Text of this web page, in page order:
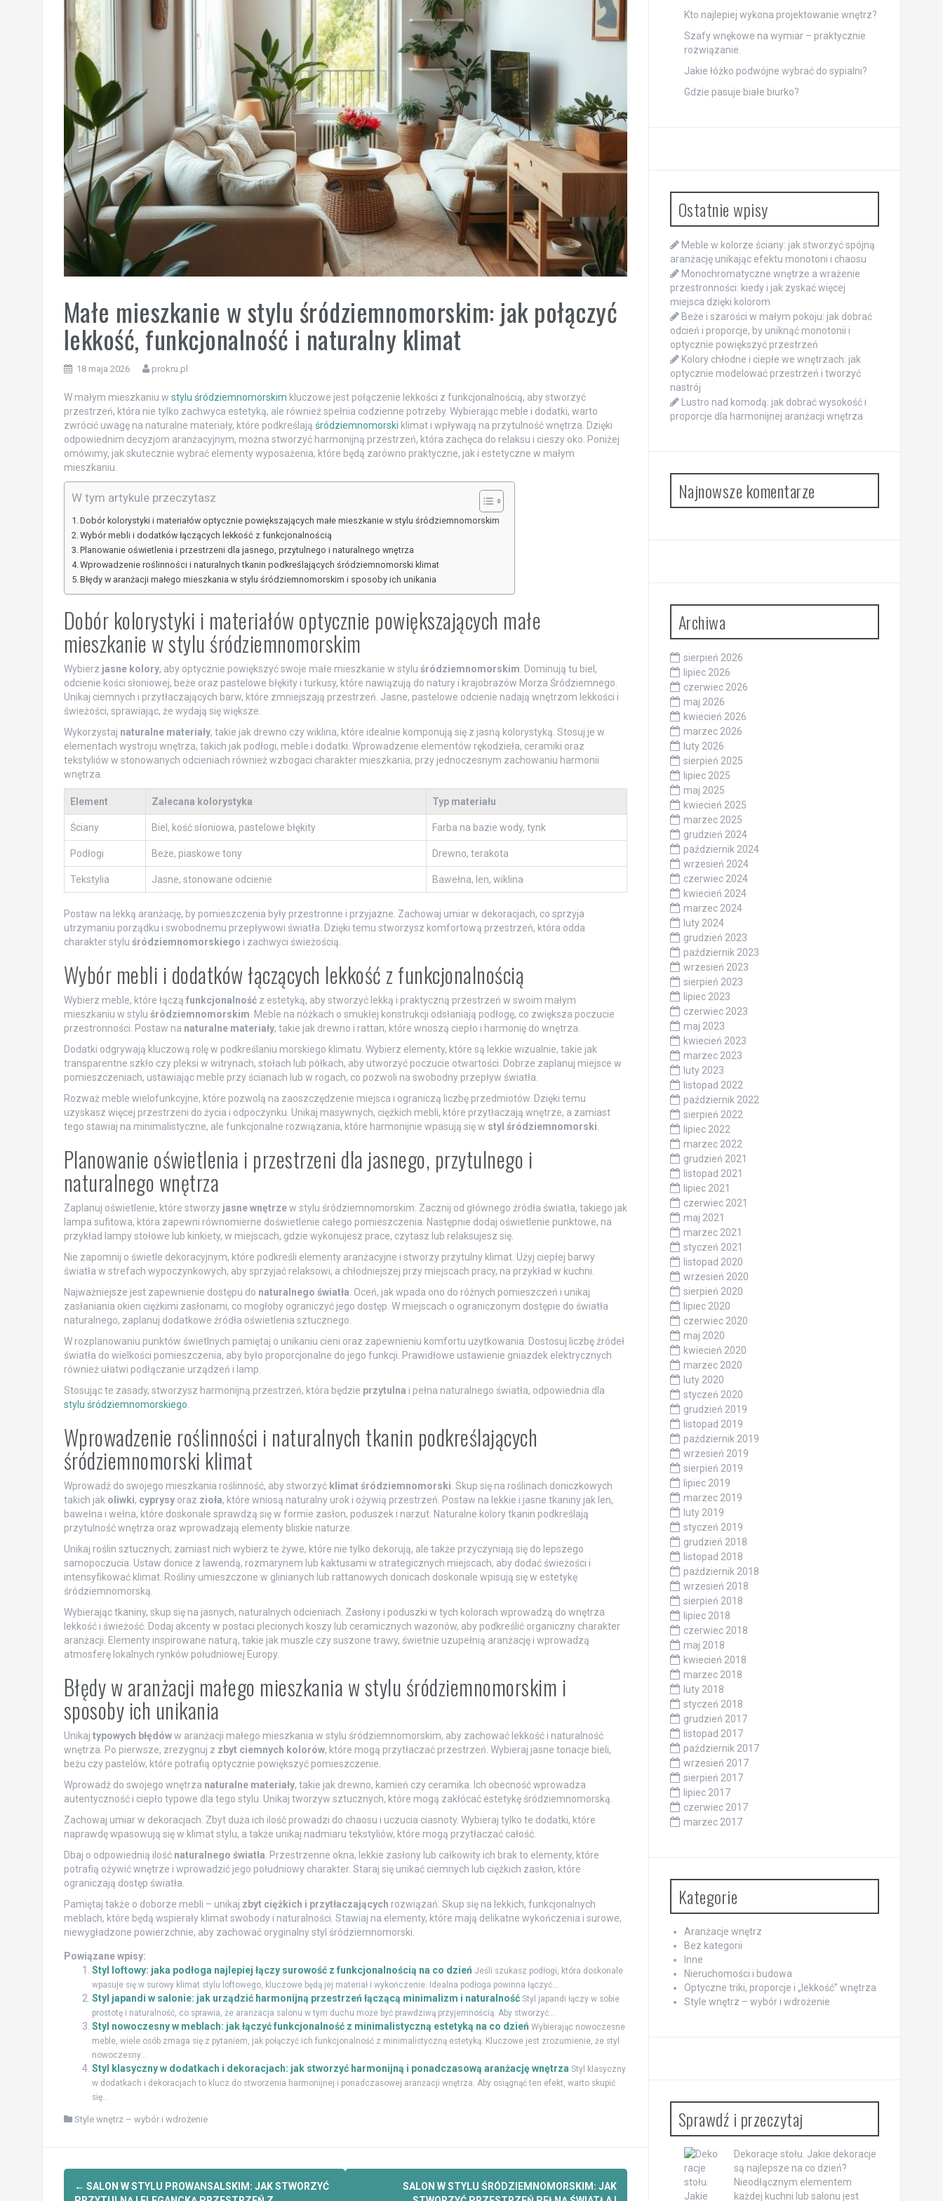
Małe mieszkanie w stylu śródziemnomorskim: jak połączyć
lekkość, funkcjonalność i naturalny klimat
18 maja 2026 prokru.pl
W małym mieszkaniu w stylu śródziemnomorskim kluczowe jest połączenie lekkości z funkcjonalnością, aby stworzyć
przestrzeń, która nie tylko zachwyca estetyką, ale również spełnia codzienne potrzeby. Wybierając meble i dodatki, warto
zwrócić uwagę na naturalne materiały, które podkreślają śródziemnomorski klimat i wpływają na przytulność wnętrza. Dzięki
odpowiednim decyzjom aranżacyjnym, można stworzyć harmonijną przestrzeń, która zachęca do relaksu i cieszy oko. Poniżej
omówimy, jak skutecznie wybrać elementy wyposażenia, które będą zarówno praktyczne, jak i estetyczne w małym
mieszkaniu.
W tym artykule przeczytasz
Dobór kolorystyki i materiałów optycznie powiększających małe mieszkanie w stylu śródziemnomorskim
Wybór mebli i dodatków łączących lekkość z funkcjonalnością
Planowanie oświetlenia i przestrzeni dla jasnego, przytulnego i naturalnego wnętrza
Wprowadzenie roślinności i naturalnych tkanin podkreślających śródziemnomorski klimat
Błędy w aranżacji małego mieszkania w stylu śródziemnomorskim i sposoby ich unikania
Dobór kolorystyki i materiałów optycznie powiększających małe
mieszkanie w stylu śródziemnomorskim
Wybierz jasne kolory, aby optycznie powiększyć swoje małe mieszkanie w stylu śródziemnomorskim . Dominują tu biel,
odcienie kości słoniowej, beże oraz pastelowe błękity i turkusy, które nawiązują do natury i krajobrazów Morza Śródziemnego.
Unikaj ciemnych i przytłaczających barw, które zmniejszają przestrzeń. Jasne, pastelowe odcienie nadają wnętrzom lekkości i
świeżości, sprawiając, że wydają się większe.
Wykorzystaj naturalne materiały, takie jak drewno czy wiklina, które idealnie komponują się z jasną kolorystyką. Stosuj je w
elementach wystroju wnętrza, takich jak podłogi, meble i dodatki. Wprowadzenie elementów rękodzieła, ceramiki oraz
tekstyliów w stonowanych odcieniach również wzbogaci charakter mieszkania, przy jednoczesnym zachowaniu harmonii
wnętrza.
Element Zalecana kolorystyka Typ materiału
Ściany Biel, kość słoniowa, pastelowe błękity Farba na bazie wody, tynk
Podłogi Beże, piaskowe tony Drewno, terakota
Tekstylia Jasne, stonowane odcienie Bawełna, len, wiklina
Postaw na lekką aranżację, by pomieszczenia były przestronne i przyjazne. Zachowaj umiar w dekoracjach, co sprzyja
utrzymaniu porządku i swobodnemu przepływowi światła. Dzięki temu stworzysz komfortową przestrzeń, która odda
charakter stylu śródziemnomorskiego i zachwyci świeżością.
Wybór mebli i dodatków łączących lekkość z funkcjonalnością
Wybierz meble, które łączą funkcjonalnośćz estetyką, aby stworzyć lekką i praktyczną przestrzeń w swoim małym
mieszkaniu w stylu śródziemnomorskim . Meble na nóżkach o smukłej konstrukcji odsłaniają podłogę, co zwiększa poczucie
przestronności. Postaw na naturalne materiały, takie jak drewno i rattan, które wnoszą ciepło i harmonię do wnętrza.
Dodatki odgrywają kluczową rolę w podkreślaniu morskiego klimatu. Wybierz elementy, które są lekkie wizualnie, takie jak
transparentne szkło czy pleksi w witrynach, stołach lub półkach, aby utworzyć poczucie otwartości. Dobrze zaplanuj miejsce w
pomieszczeniach, ustawiając meble przy ścianach lub w rogach, co pozwoli na swobodny przepływ światła.
Rozważ meble wielofunkcyjne, które pozwolą na zaoszczędzenie miejsca i ograniczą liczbę przedmiotów. Dzięki temu
uzyskasz więcej przestrzeni do życia i odpoczynku. Unikaj masywnych, ciężkich mebli, które przytłaczają wnętrze, a zamiast
tego stawiaj na minimalistyczne, ale funkcjonalne rozwiązania, które harmonijnie wpasują się w styl śródziemnomorski
Planowanie oświetlenia i przestrzeni dla jasnego, przytulnego i
naturalnego wnętrza
Zaplanuj oświetlenie, które stworzy jasne wnętrzew stylu śródziemnomorskim. Zacznij od głównego źródła światła, takiego jak
lampa sufitowa, która zapewni równomierne doświetlenie całego pomieszczenia. Następnie dodaj oświetlenie punktowe, na
przykład lampy stołowe lub kinkiety, w miejscach, gdzie wykonujesz prace, czytasz lub relaksujesz się.
Nie zapomnij o świetle dekoracyjnym, które podkreśli elementy aranżacyjne i stworzy przytulny klimat. Użyj ciepłej barwy
światła w strefach wypoczynkowych, aby sprzyjać relaksowi, a chłodniejszej przy miejscach pracy, na przykład w kuchni.
Najważniejsze jest zapewnienie dostępu do naturalnego światła . Oceń, jak wpada ono do różnych pomieszczeń i unikaj
zasłaniania okien ciężkimi zasłonami, co mogłoby ograniczyć jego dostęp. W miejscach o ograniczonym dostępie do światła
naturalnego, zaplanuj dodatkowe źródła oświetlenia sztucznego.
W rozplanowaniu punktów świetlnych pamiętaj o unikaniu cieni oraz zapewnieniu komfortu użytkowania. Dostosuj liczbę źródeł
światła do wielkości pomieszczenia, aby było proporcjonalne do jego funkcji. Prawidłowe ustawienie gniazdek elektrycznych
również ułatwi podłączanie urządzeń i lamp.
Stosując te zasady, stworzysz harmonijną przestrzeń, która będzie przytulna i pełna naturalnego światła, odpowiednia dla
stylu śródziemnomorskiego
Wprowadzenie roślinności i naturalnych tkanin podkreślających
śródziemnomorski klimat
Wprowadź do swojego mieszkania roślinność, aby stworzyć klimat śródziemnomorski . Skup się na roślinach doniczkowych
takich jak oliwki, cyprysyoraz zioła, które wniosą naturalny urok i ożywią przestrzeń. Postaw na lekkie i jasne tkaniny jak len,
bawełna i wełna, które doskonale sprawdzą się w formie zasłon, poduszek i narzut. Naturalne kolory tkanin podkreślają
przytulność wnętrza oraz wprowadzają elementy bliskie naturze.
Unikaj roślin sztucznych; zamiast nich wybierz te żywe, które nie tylko dekorują, ale także przyczyniają się do lepszego
samopoczucia. Ustaw donice z lawendą, rozmarynem lub kaktusami w strategicznych miejscach, aby dodać świeżości i
intensyfikować klimat. Rośliny umieszczone w glinianych lub rattanowych donicach doskonale wpisują się w estetykę
śródziemnomorską.
Wybierając tkaniny, skup się na jasnych, naturalnych odcieniach. Zasłony i poduszki w tych kolorach wprowadzą do wnętrza
lekkość i świeżość. Dodaj akcenty w postaci plecionych koszy lub ceramicznych wazonów, aby podkreślić organiczny charakter
aranżacji. Elementy inspirowane naturą, takie jak muszle czy suszone trawy, świetnie uzupełnią aranżację i wprowadzą
atmosferę lokalnych rynków południowej Europy.
Błędy w aranżacji małego mieszkania w stylu śródziemnomorskim i
sposoby ich unikania
Unikaj typowych błędóww aranżacji małego mieszkania w stylu śródziemnomorskim, aby zachować lekkość i naturalność
wnętrza. Po pierwsze, zrezygnuj z zbyt ciemnych kolorów, które mogą przytłaczać przestrzeń. Wybieraj jasne tonacje bieli,
beżu czy pastelów, które potrafią optycznie powiększyć pomieszczenie.
Wprowadź do swojego wnętrza naturalne materiały, takie jak drewno, kamień czy ceramika. Ich obecność wprowadza
autentyczność i ciepło typowe dla tego stylu. Unikaj tworzyw sztucznych, które mogą zakłócać estetykę śródziemnomorską.
Zachowaj umiar w dekoracjach. Zbyt duża ich ilość prowadzi do chaosu i uczucia ciasnoty. Wybieraj tylko te dodatki, które
naprawdę wpasowują się w klimat stylu, a także unikaj nadmiaru tekstyliów, które mogą przytłaczać całość.
Dbaj o odpowiednią ilość naturalnego światła . Przestrzenne okna, lekkie zasłony lub całkowity ich brak to elementy, które
potrafią ożywić wnętrze i wprowadzić jego południowy charakter. Staraj się unikać ciemnych lub ciężkich zasłon, które
ograniczają dostęp światła.
Pamiętaj także o doborze mebli – unikaj zbyt ciężkich i przytłaczających rozwiązań. Skup się na lekkich, funkcjonalnych
meblach, które będą wspierały klimat swobody i naturalności. Stawiaj na elementy, które mają delikatne wykończenia i surowe,
niewygładzone powierzchnie, aby zachować oryginalny styl śródziemnomorski.
Powiązane wpisy:
Styl loftowy: jaka podłoga najlepiej łączy surowość z funkcjonalnością na co dzień Jeśli szukasz podłogi, która doskonale
wpasuje się w surowy klimat stylu loftowego, kluczowe będą jej materiał i wykończenie. Idealna podłoga powinna łączyć...
Styl japandi w salonie: jak urządzić harmonijną przestrzeń łączącą minimalizm i naturalność Styl japandi łączy w sobie
prostotę i naturalność, co sprawia, że aranżacja salonu w tym duchu może być prawdziwą przyjemnością. Aby stworzyć...
Styl nowoczesny w meblach: jak łączyć funkcjonalność z minimalistyczną estetyką na co dzień Wybierając nowoczesne
meble, wiele osób zmaga się z pytaniem, jak połączyć ich funkcjonalność z minimalistyczną estetyką. Kluczowe jest zrozumienie, że styl
nowoczesny...
Styl klasyczny w dodatkach i dekoracjach: jak stworzyć harmonijną i ponadczasową aranżację wnętrza Styl klasyczny
w dodatkach i dekoracjach to klucz do stworzenia harmonijnej i ponadczasowej aranżacji wnętrza. Aby osiągnąć ten efekt, warto skupić
się...
Style wnętrz – wybór i wdrożenie
Zobacz
← SALON W STYLU PROWANSALSKIM: JAK STWORZYĆ
SALON W STYLU ŚRÓDZIEMNOMORSKIM: JAK
Kto najlepiej wykona projektowanie wnętrz?
Szafy wnękowe na wymiar – praktycznie
rozwiązanie.
Jakie łóżko podwójne wybrać do sypialni?
Gdzie pasuje białe biurko?
Ostatnie wpisy
Meble w kolorze ściany: jak stworzyć spójną
aranżację unikając efektu monotoni i chaosu
Monochromatyczne wnętrze a wrażenie
przestronności: kiedy i jak zyskać więcej
miejsca dzięki kolorom
Beże i szarości w małym pokoju: jak dobrać
odcień i proporcje, by uniknąć monotonii i
optycznie powiększyć przestrzeń
Kolory chłodne i ciepłe we wnętrzach: jak
optycznie modelować przestrzeń i tworzyć
nastrój
Lustro nad komodą: jak dobrać wysokość i
proporcje dla harmonijnej aranżacji wnętrza
Najnowsze komentarze
Archiwa
sierpień 2026
lipiec 2026
czerwiec 2026
maj 2026
kwiecień 2026
marzec 2026
luty 2026
sierpień 2025
lipiec 2025
maj 2025
kwiecień 2025
marzec 2025
grudzień 2024
październik 2024
wrzesień 2024
czerwiec 2024
kwiecień 2024
marzec 2024
luty 2024
grudzień 2023
październik 2023
wrzesień 2023
sierpień 2023
lipiec 2023
czerwiec 2023
maj 2023
kwiecień 2023
marzec 2023
luty 2023
listopad 2022
październik 2022
sierpień 2022
lipiec 2022
marzec 2022
grudzień 2021
listopad 2021
lipiec 2021
czerwiec 2021
maj 2021
marzec 2021
styczeń 2021
listopad 2020
wrzesień 2020
sierpień 2020
lipiec 2020
czerwiec 2020
maj 2020
kwiecień 2020
marzec 2020
luty 2020
styczeń 2020
grudzień 2019
listopad 2019
październik 2019
wrzesień 2019
sierpień 2019
lipiec 2019
marzec 2019
luty 2019
styczeń 2019
grudzień 2018
listopad 2018
październik 2018
wrzesień 2018
sierpień 2018
lipiec 2018
czerwiec 2018
maj 2018
kwiecień 2018
marzec 2018
luty 2018
styczeń 2018
grudzień 2017
listopad 2017
październik 2017
wrzesień 2017
sierpień 2017
lipiec 2017
czerwiec 2017
marzec 2017
Kategorie
Aranżacje wnętrz
Bez kategorii
Inne
Nieruchomości i budowa
Optyczne triki, proporcje i „lekkość” wnętrza
Style wnętrz – wybór i wdrożenie
Sprawdź i przeczytaj
Dekoracje stołu. Jakie dekoracje
są najlepsze na co dzień?
Nieodłącznym elementem
każdej kuchni lub salonu jest